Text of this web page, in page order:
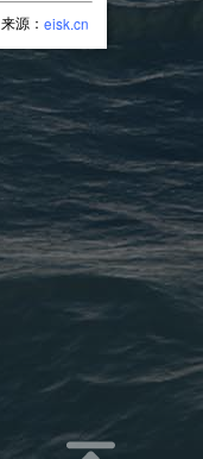
来源：eisk.cn